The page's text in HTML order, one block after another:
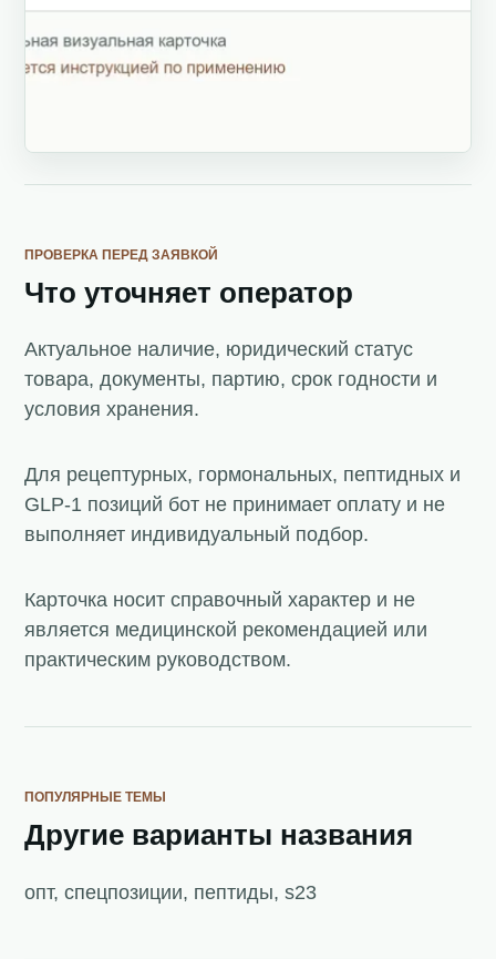
ПРОВЕРКА ПЕРЕД ЗАЯВКОЙ
Что уточняет оператор
Актуальное наличие, юридический статус
товара, документы, партию, срок годности и
условия хранения.
Для рецептурных, гормональных, пептидных и
GLP-1 позиций бот не принимает оплату и не
выполняет индивидуальный подбор.
Карточка носит справочный характер и не
является медицинской рекомендацией или
практическим руководством.
ПОПУЛЯРНЫЕ ТЕМЫ
Другие варианты названия
опт, спецпозиции, пептиды, s23